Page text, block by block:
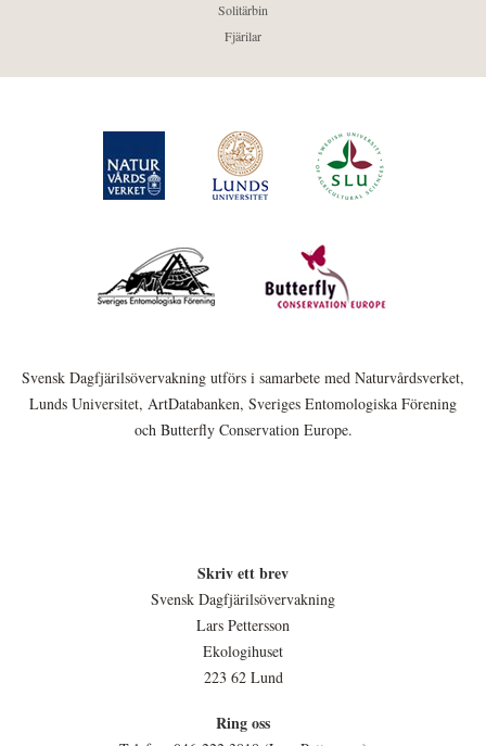
Solitärbin
Fjärilar
Svensk Dagfjärilsövervakning utförs i samarbete med Naturvårdsverket,
Lunds Universitet, ArtDatabanken, Sveriges Entomologiska Förening
och Butterfly Conservation Europe.
Skriv ett brev
Svensk Dagfjärilsövervakning
Lars Pettersson
Ekologihuset
223 62 Lund
Ring oss